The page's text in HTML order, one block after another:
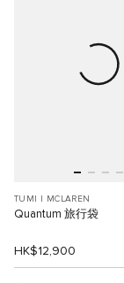
TUMI I MCLAREN
Quantum 旅行袋
HK$12,900